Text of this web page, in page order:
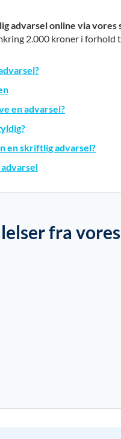
advarsel online via
2.000 kroner i
en advarsel?
en skriftlig advarsel?
fra